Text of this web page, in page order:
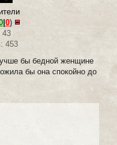
| 0)
43
453
бы бедной женщине
бы она спокойно до